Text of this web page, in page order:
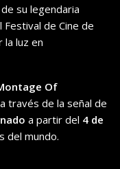
su legendaria
Festival de Cine de
la luz en
Of
través de la señal de
a partir del 4 de
del mundo.